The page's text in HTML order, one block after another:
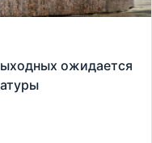
ожидается